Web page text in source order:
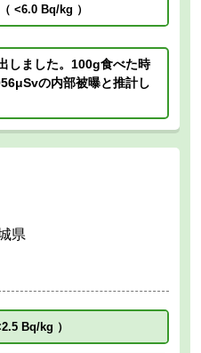
（ <6.0 Bq/kg ）
しました。100g食べた時
の内部被曝と推計し
県
Bq/kg ）